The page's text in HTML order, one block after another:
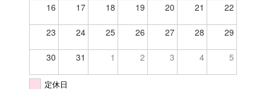
16 17 18 19 20 21 22
23 24 25 26 27 28 29
30 31 1 2 3 4 5
定休日